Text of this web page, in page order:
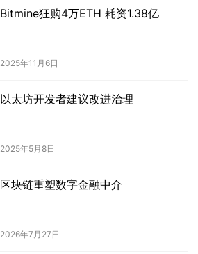
Bitmine狂购4万ETH 耗资1.38亿
2025年11月6日
以太坊开发者建议改进治理
2025年5月8日
区块链重塑数字金融中介
2026年7月27日